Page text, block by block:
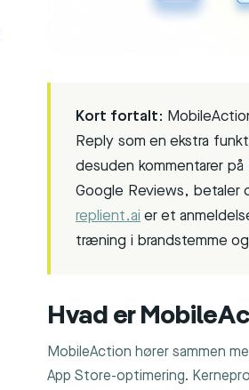
Kort fortalt:
Reply som en ekstra
desuden kommentarer
Google Reviews, betaler
replient.ai er et
træning i brandstemme
Hvad er
MobileAction hører sammen
App Store-optimering.